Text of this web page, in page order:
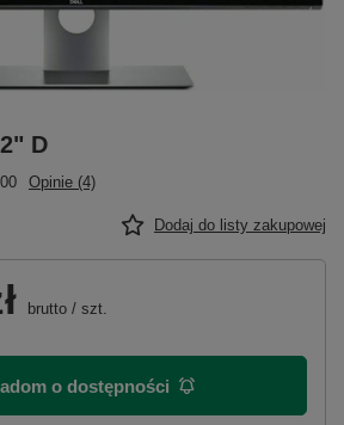
D
Opinie (4)
Dodaj do listy zakupowej
brutto / szt.
o dostępności